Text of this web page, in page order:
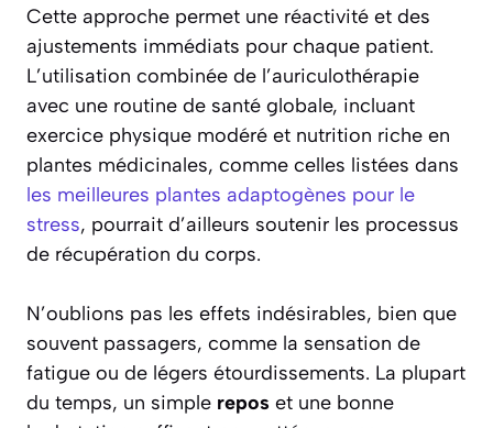
Cette approche permet une réactivité et des
ajustements immédiats pour chaque patient.
L’utilisation combinée de l’auriculothérapie
avec une routine de santé globale, incluant
exercice physique modéré et nutrition riche en
plantes médicinales, comme celles listées dans
les meilleures plantes adaptogènes pour le
stress, pourrait d’ailleurs soutenir les processus
de récupération du corps.
N’oublions pas les effets indésirables, bien que
souvent passagers, comme la sensation de
fatigue ou de légers étourdissements. La plupart
du temps, un simple repos et une bonne